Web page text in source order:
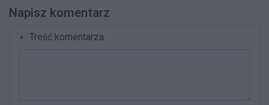
Napisz komentarz
Treść komentarza